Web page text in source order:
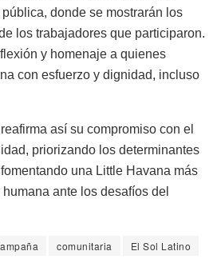
donde se mostrarán los
los trabajadores que participaron.
y homenaje a quienes
con esfuerzo y dignidad, incluso
así su compromiso con el
priorizando los determinantes
una Little Havana más
ante los desafíos del
comunitaria
El Sol Latino